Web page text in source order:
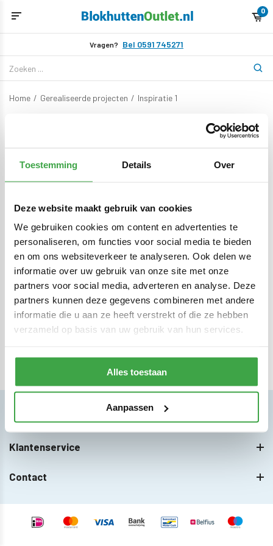
Toestemming Details Over
Deze website maakt gebruik van cookies
We gebruiken cookies om content en advertenties te
personaliseren, om functies voor social media te bieden
en om ons websiteverkeer te analyseren. Ook delen we
informatie over uw gebruik van onze site met onze
partners voor social media, adverteren en analyse. Deze
partners kunnen deze gegevens combineren met andere
informatie die u aan ze heeft verstrekt of die ze hebben
verzameld op basis van uw gebruik van hun services.
Alles toestaan
Aanpassen
0
Vragen? Bel 0591 745271
Home / Gerealiseerde projecten / Inspiratie 1
Geen producten gevonden!
onze klantenservice.
BEKIJK ONZE CATALOGUS
NEEM CONTACT OP
Klantvriendelijksteblokhutwinkel van de
Klantenservice
Contact